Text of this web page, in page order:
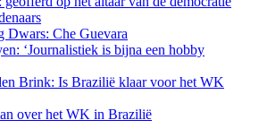
Dwars: Che Guevara
‘Journalistiek is bijna een hobby
Brink: Is Brazilië klaar voor het WK
over het WK in Brazilië